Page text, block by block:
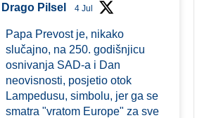
Drago Pilsel 4 Jul
Papa Prevost je, nikako
slučajno, na 250. godišnjicu
osnivanja SAD-a i Dan
neovisnosti, posjetio otok
Lampedusu, simbolu, jer ga se
smatra "vratom Europe" za sve